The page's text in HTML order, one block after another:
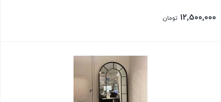
12,500,000 تومان